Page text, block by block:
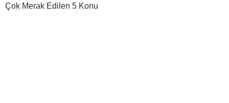
Çok Merak Edilen 5 Konu